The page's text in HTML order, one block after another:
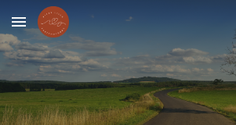
Skip to main content